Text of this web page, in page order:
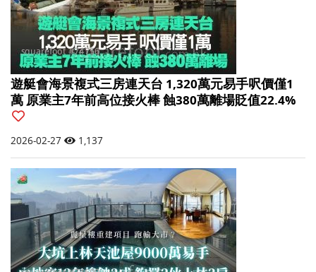
遊艇會海景複式三房連天台 1,320萬元易手呎價僅1
萬 原業主7年前高位接火棒 蝕380萬離場貶值22.4%
2026-02-27 1,137